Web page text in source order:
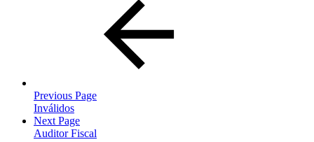
Previous Page
Inválidos
Next Page
Auditor Fiscal